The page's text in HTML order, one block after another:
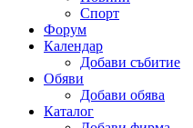
Спорт
Форум
Календар
Добави събитие
Обяви
Добави обява
Каталог